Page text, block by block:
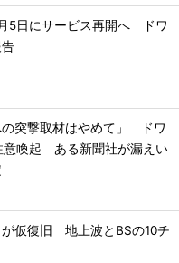
5日にサービス再開へ ドワ
の突撃取材はやめて」 ドワ
意喚起 ある新聞社が漏えい
が仮復旧 地上波とBSの10チ